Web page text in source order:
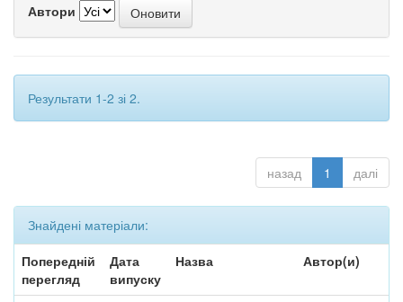
Автори
Результати 1-2 зі 2.
назад 1 далі
Знайдені матеріали:
Попередній
перегляд
Дата
випуску
Назва Автор(и)